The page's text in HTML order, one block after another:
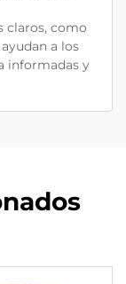
claros, como
a los
informadas y